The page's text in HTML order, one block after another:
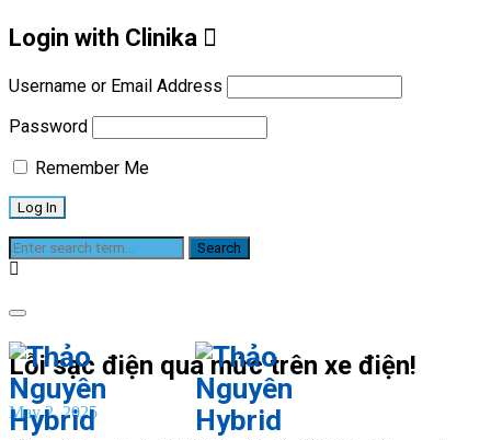
Login with Clinika
Username or Email Address
Password
Remember Me
Blog
Lỗi sạc điện quá mức trên xe điện!
May 2, 2025